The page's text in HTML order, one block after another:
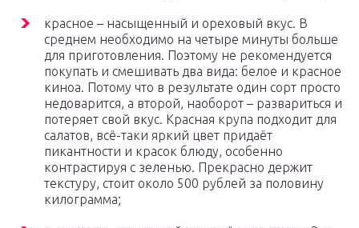
красное – насыщенный и ореховый вкус. В
среднем необходимо на четыре минуты больше
для приготовления. Поэтому не рекомендуется
покупать и смешивать два вида: белое и красное
киноа. Потому что в результате один сорт просто
недоварится, а второй, наоборот – развариться и
потеряет свой вкус. Красная крупа подходит для
салатов, всё-таки яркий цвет придаёт
пикантности и красок блюду, особенно
контрастируя с зеленью. Прекрасно держит
текстуру, стоит около 500 рублей за половину
килограмма;